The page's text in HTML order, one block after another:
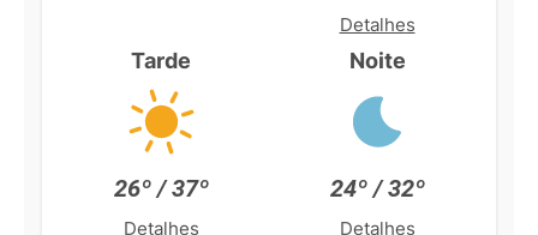
Detalhes
Tarde
26º / 37º
Detalhes
Noite
24º / 32º
Detalhes